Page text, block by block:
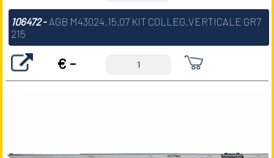
106472- AGB M43024.15.07 KIT COLLEG.VERTICALE GR7
215
€ -